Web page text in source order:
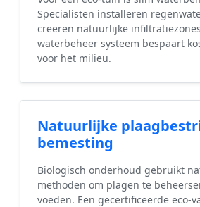
Specialisten installeren
creëren natuurlijke
waterbeheer systeem bespaart
voor het milieu.
Natuurlijke
bemesting
Biologisch onderhoud gebruikt
methoden om plagen te
voeden. Een gecertificeerde eco-